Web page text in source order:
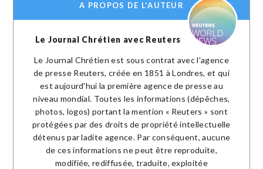
A PROPOS DE L'AUTEUR
Le Journal Chrétien avec Reuters
Le Journal Chrétien est sous contrat avec l'agence
de presse Reuters, créée en 1851 à Londres, et qui
est aujourd'hui la première agence de presse au
niveau mondial. Toutes les informations (dépêches,
photos, logos) portant la mention « Reuters » sont
protégées par des droits de propriété intellectuelle
détenus par ladite agence. Par conséquent, aucune
de ces informations ne peut être reproduite,
modifiée, rediffusée, traduite, exploitée